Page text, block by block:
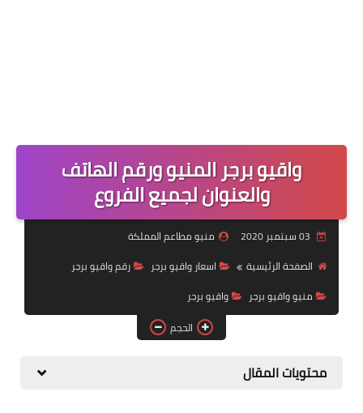
واقيو برجر المنيو ورقم الهاتف
والعنوان لجميع الفروع
منيو مطاعم المملكة
الصفحة الرئيسية
اسعار واقيو برجر
رقم واقيو برجر
منيو واقيو برجر
واقيو برجر
الحجم
محتويات المقال